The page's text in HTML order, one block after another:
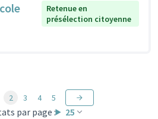
Retenue en
présélection citoyenne
par page : 25
2 3 4 5